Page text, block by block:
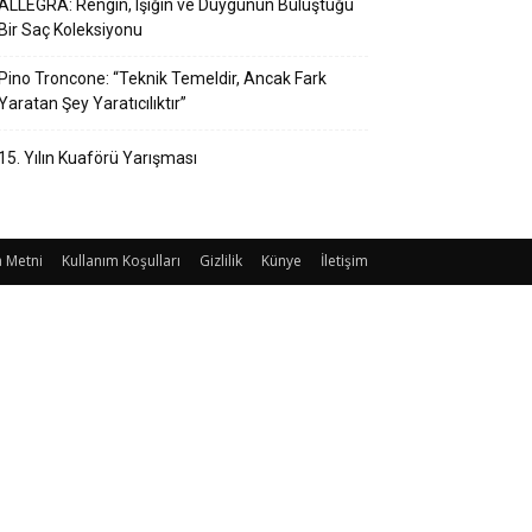
Rengin, Işığın ve Duygunun Buluştuğu
Bir Saç Koleksiyonu
Pino Troncone: “Teknik Temeldir, Ancak Fark
Şey Yaratıcılıktır”
15. Yılın Kuaförü Yarışması
Metni Kullanım Koşulları Gizlilik Künye İletişim